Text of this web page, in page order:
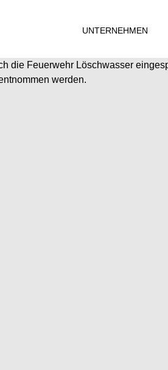
UNTERNEHMEN
die Feuerwehr Löschwasser
werden.